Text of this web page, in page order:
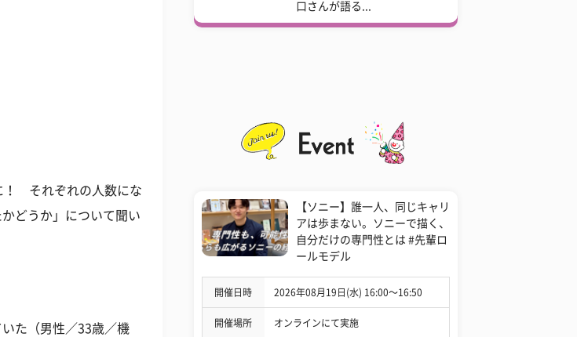
！ それぞれの人数にな
どうか」について聞い
た（男性／33歳／機
口さんが語る...
【ソニー】誰一人、同じキャリ
アは歩まない。ソニーで描く、
自分だけの専門性とは #先輩ロ
ールモデル
開催日時 2026年08月19日(水) 16:00〜16:50
開催場所 オンラインにて実施